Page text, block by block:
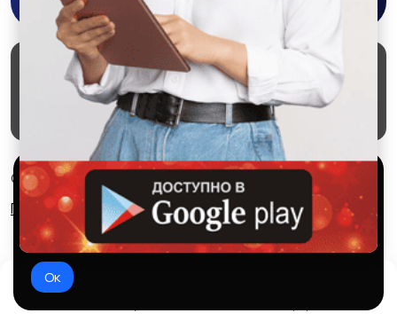
Маркеты Блог
О проекте
Служба поддержки
Удаление аккаунта
Партнерка
© 2026 SALEX МАРКЕТ
Правила сервиса
Конфиденциальность
Используем куки и рекомендательные
технологии
Это чтобы сайт работал лучше. Оставаясь с нами, вы
соглашаетесь на использование файлов куки.
Ок